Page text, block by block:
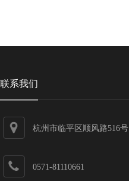
联系我们
杭州市临平区顺风路516号
0571-81110661